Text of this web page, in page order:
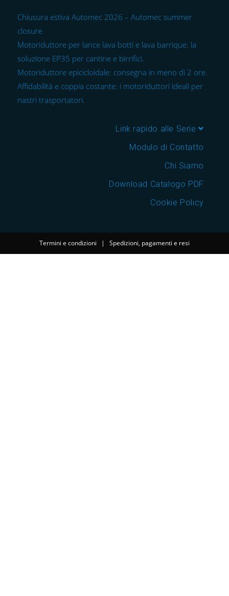
Chiusura estiva Automec 2026 – Automec summer
closure
Motoriduttore per lance lava botti e lava barrique: la
soluzione EP35 per cantine e birrifici.
Motoriduttore epicicloidale: consegna in meno di 2 ore.
Affidabilità e coppia costante: i motoriduttori ideali per
nastri trasportatori.
Link rapido alle Serie
Modulo di Contatto
Chi Siamo
Download Catalogo PDF
Cookie Policy
Termini e condizioni | Spedizioni, pagamenti e resi